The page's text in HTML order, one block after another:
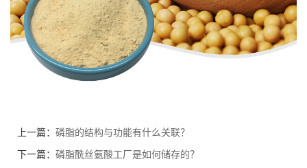
上一篇： 磷脂的结构与功能有什么关联？
下一篇： 磷脂酰丝氨酸工厂是如何储存的？